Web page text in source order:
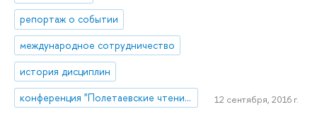
репортаж о событии
международное сотрудничество
история дисциплин
конференция "Полетаевские чтения"
12 сентября, 2016 г.